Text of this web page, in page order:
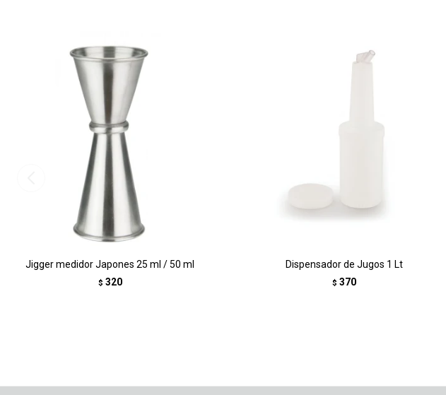
Jigger medidor Japones 25 ml / 50 ml
$ 320
Dispensador de Jugos 1 Lt
$ 370